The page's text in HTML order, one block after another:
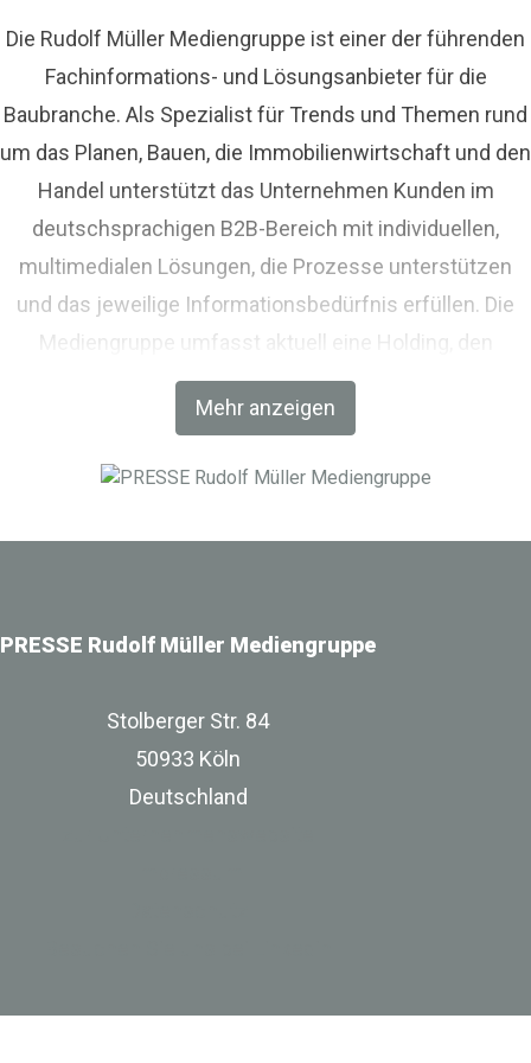
Mehr anzeigen
Die Rudolf Müller Mediengruppe ist einer der führenden
Fachinformations- und Lösungsanbieter für die
Baubranche. Als Spezialist für Trends und Themen rund
um das Planen, Bauen, die Immobilienwirtschaft und den
Handel unterstützt das Unternehmen Kunden im
deutschsprachigen B2B-Bereich mit individuellen,
multimedialen Lösungen, die Prozesse unterstützen
und das jeweilige Informationsbedürfnis erfüllen. Die
Mediengruppe umfasst aktuell eine Holding, den
Fachverlag RM Rudolf Müller Medien und mit der BIM
World MUNICH eine Netzwerkplattform für Akteure der
PRESSE Rudolf Müller Mediengruppe
Stolberger Str. 84
50933 Köln
Deutschland